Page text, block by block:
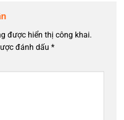
được hiển thị công khai.
đánh dấu *